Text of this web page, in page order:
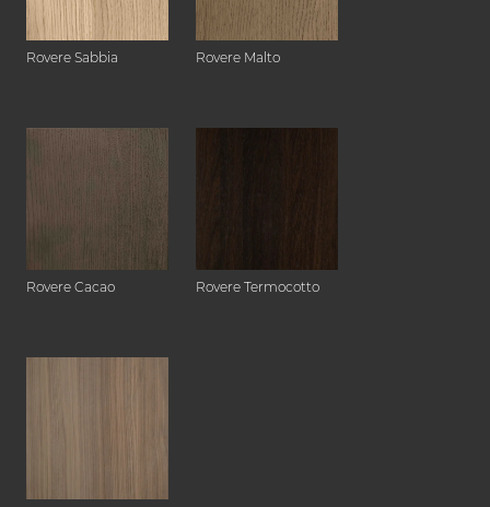
Rovere Sabbia Rovere Malto
Rovere Cacao Rovere Termocotto